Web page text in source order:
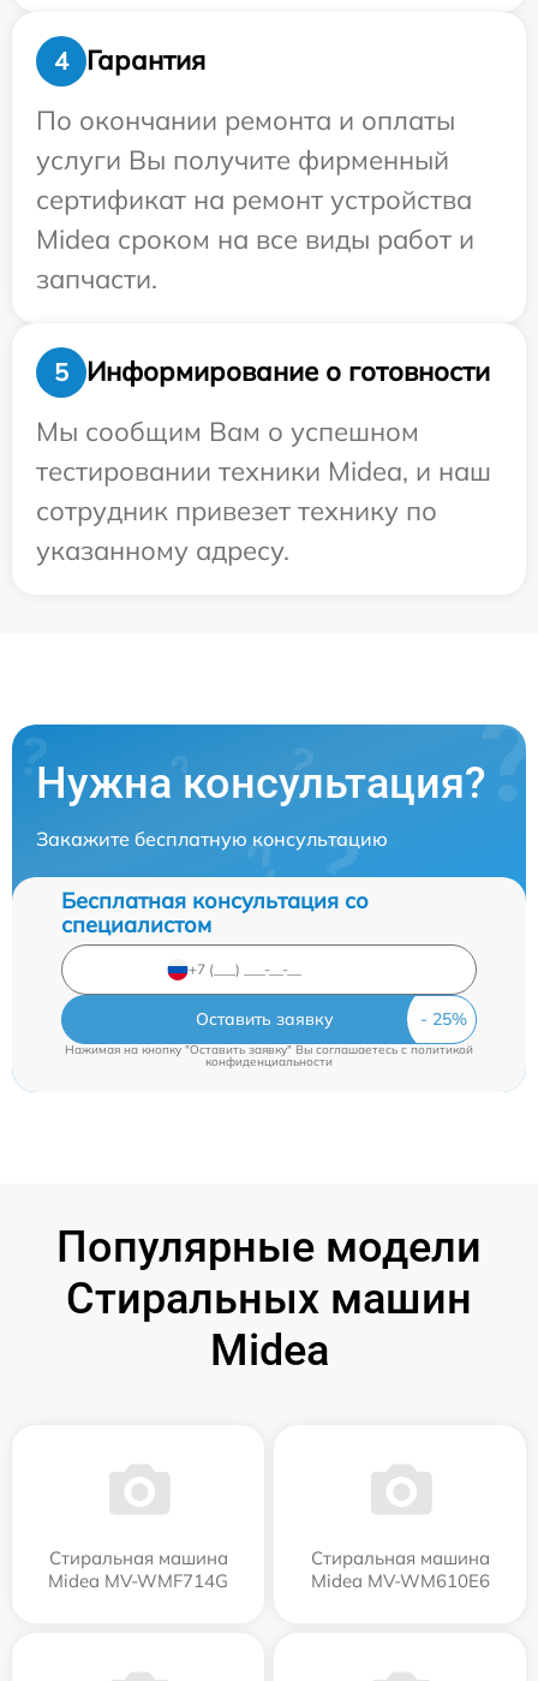
4
Гарантия
По окончании ремонта и оплаты
услуги Вы получите фирменный
сертификат на ремонт устройства
Midea сроком на все виды работ и
запчасти.
5
Информирование о готовности
Мы сообщим Вам о успешном
тестировании техники Midea, и наш
сотрудник привезет технику по
указанному адресу.
Нужна консультация?
Закажите бесплатную консультацию
Бесплатная консультация со
специалистом
Оставить заявку
Нажимая на кнопку "Оставить заявку" Вы соглашаетесь cполитикой
конфиденциальности
Популярные модели
Стиральных машин
Midea
Стиральная машина
Midea MV-WMF714G
Стиральная машина
Midea MV-WM610E6